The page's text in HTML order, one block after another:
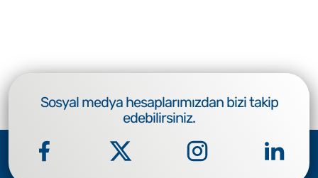
Sosyal medya hesaplarımızdan bizi takip
edebilirsiniz.